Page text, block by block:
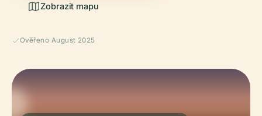
Zobrazit mapu
Ověřeno August 2025